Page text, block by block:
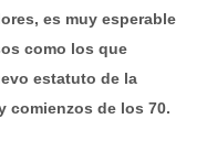
es muy esperable
como los que
estatuto de la
comienzos de los 70.